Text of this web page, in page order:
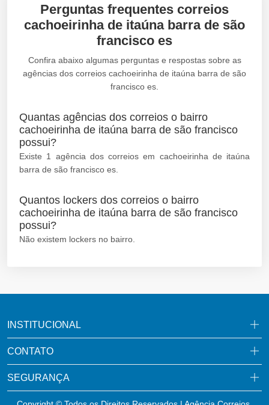
Perguntas frequentes correios
cachoeirinha de itaúna barra de são
francisco es
Confira abaixo algumas perguntas e respostas sobre as
agências dos correios cachoeirinha de itaúna barra de são
francisco es.
Quantas agências dos correios o bairro
cachoeirinha de itaúna barra de são francisco
possui?
Existe 1 agência dos correios em cachoeirinha de itaúna
barra de são francisco es.
Quantos lockers dos correios o bairro
cachoeirinha de itaúna barra de são francisco
possui?
Não existem lockers no bairro.
INSTITUCIONAL
CONTATO
SEGURANÇA